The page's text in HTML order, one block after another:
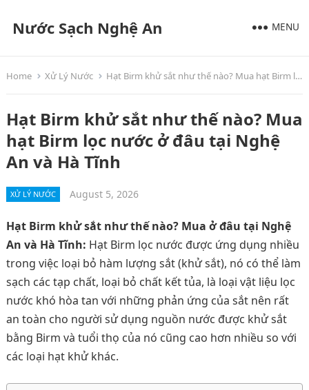
Nước Sạch Nghệ An MENU
Home Xử Lý Nước Hạt Birm khử sắt như thế nào? Mua hạt Birm lọc nước ở đâu tại Nghệ An và Hà Tĩnh
Hạt Birm khử sắt như thế nào? Mua
hạt Birm lọc nước ở đâu tại Nghệ
An và Hà Tĩnh
XỬ LÝ NƯỚC August 5, 2026
Hạt Birm khử sắt như thế nào? Mua ở đâu tại Nghệ
An và Hà Tĩnh: Hạt Birm lọc nước được ứng dụng nhiều
trong việc loại bỏ hàm lượng sắt (khử sắt), nó có thể làm
sạch các tạp chất, loại bỏ chất kết tủa, là loại vật liệu lọc
nước khó hòa tan với những phản ứng của sắt nên rất
an toàn cho người sử dụng nguồn nước được khử sắt
bằng Birm và tuổi thọ của nó cũng cao hơn nhiều so với
các loại hạt khử khác.